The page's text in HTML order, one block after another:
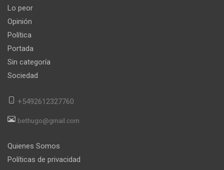
Lo peor
Opinión
Política
Portada
Sin categoría
Sociedad
+5492612327760
bethugo@gmail.com
Quienes Somos
Políticas de privacidad